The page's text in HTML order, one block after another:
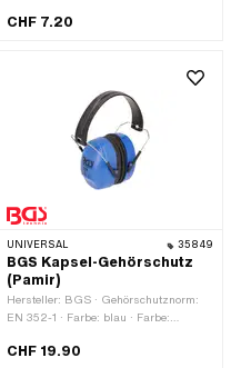
CHF 7.20
UNIVERSAL 35849
BGS Kapsel-Gehörschutz
(Pamir)
Hersteller: BGS · Gehörschutznorm:
EN 352-1 · Farbe: blau · Farbe:
Sicherheit
CHF 19.90